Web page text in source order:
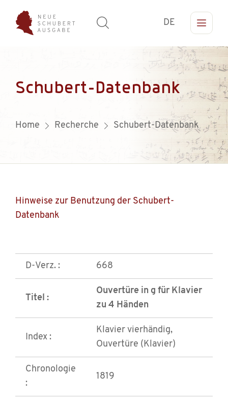
DE
Schubert-Datenbank
Home Recherche Schubert-Datenbank
Hinweise zur Benutzung der Schubert-
Datenbank
D-Verz. : 668
Titel :
Ouvertüre in g für Klavier
zu 4 Händen
Index :
Klavier vierhändig,
Ouvertüre (Klavier)
Chronologie
:
1819